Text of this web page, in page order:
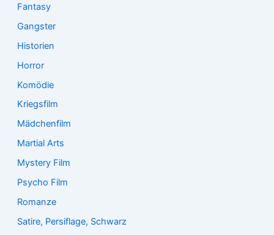
Fantasy
Gangster
Historien
Horror
Komödie
Kriegsfilm
Mädchenfilm
Martial Arts
Mystery Film
Psycho Film
Romanze
Satire, Persiflage, Schwarz